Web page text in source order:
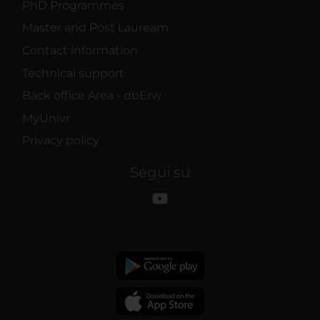
raccolto dal tuo utilizzo dei loro servizi.
PhD Programmes
Master and Post Lauream
Contact information
Technical support
Back office Area - dbErw
MyUnivr
Privacy policy
Segui su